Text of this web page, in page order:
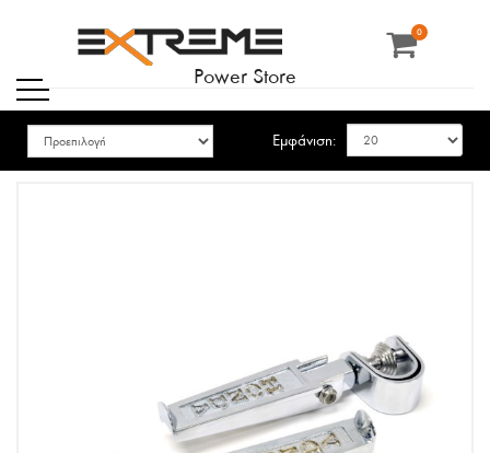
Power Store
0
Εμφάνιση: